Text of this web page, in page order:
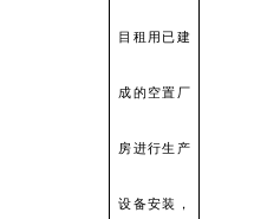
目租用已建
成的空置厂
房进行生产
设备安装，